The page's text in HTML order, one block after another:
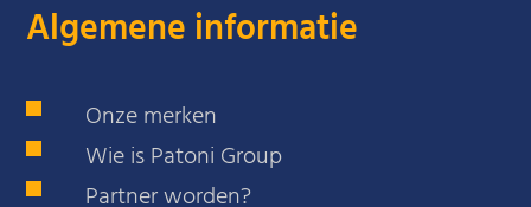
Algemene informatie
Onze merken
Wie is Patoni Group
Partner worden?